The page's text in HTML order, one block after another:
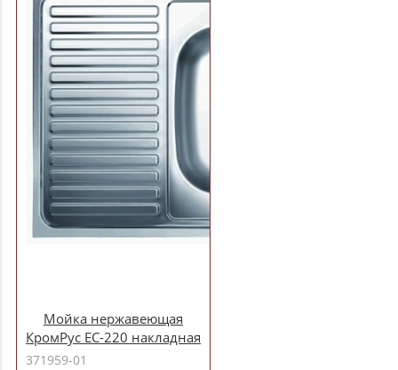
Мойка нержавеющая
КромРус EC-220 накладная
0,6х0,8 (201) правая
371959-01